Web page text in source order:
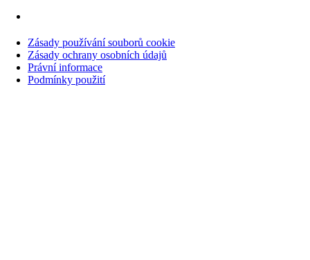
Zásady používání souborů cookie
Zásady ochrany osobních údajů
Právní informace
Podmínky použití